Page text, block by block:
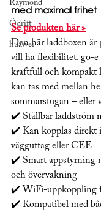
Raymond
Ödrift
huawei
med maximal frihet
Se produkten här »
Den här laddboxen är
vill ha flexibilitet. go-
kraftfull och kompakt
kan tas med mellan
sommarstugan – eller
✔️ Ställbar laddström
✔️ Kan kopplas direkt
vägguttag eller CEE
✔️ Smart appstyrning
och övervakning
✔️ WiFi-uppkoppling
✔️ Kompatibel med